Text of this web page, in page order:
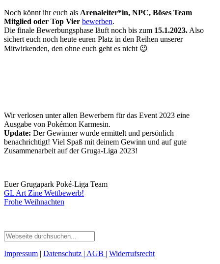
Noch könnt ihr euch als Arenaleiter*in, NPC, Böses Team
Mitglied oder Top Vier bewerben.
Die finale Bewerbungsphase läuft noch bis zum 15.1.2023. Also
sichert euch noch heute euren Platz in den Reihen unserer
Mitwirkenden, den ohne euch geht es nicht 😉
Wir verlosen unter allen Bewerbern für das Event 2023 eine
Ausgabe von Pokémon Karmesin.
Update: Der Gewinner wurde ermittelt und persönlich
benachrichtigt! Viel Spaß mit deinem Gewinn und auf gute
Zusammenarbeit auf der Gruga-Liga 2023!
Euer Grugapark Poké-Liga Team
GL Art Zine Wettbewerb!
Frohe Weihnachten
Impressum | Datenschutz | AGB | Widerrufsrecht